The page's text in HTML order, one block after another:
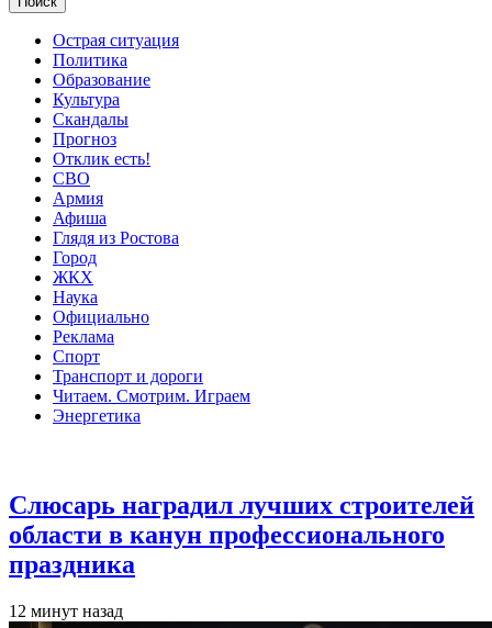
Острая ситуация
Политика
Образование
Культура
Скандалы
Прогноз
Отклик есть!
СВО
Армия
Афиша
Глядя из Ростова
Город
ЖКХ
Наука
Официально
Реклама
Спорт
Транспорт и дороги
Читаем. Смотрим. Играем
Энергетика
Слюсарь наградил лучших строителей
области в канун профессионального
праздника
12 минут назад